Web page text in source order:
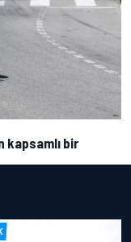
kapsamlı bir